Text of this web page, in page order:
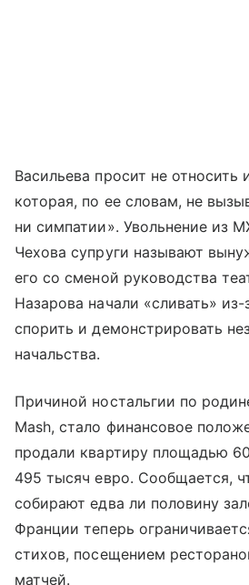
Васильева просит не относить
которая, по ее словам, не
ни симпатии». Увольнение из
Чехова супруги называют
его со сменой руководства
Назарова начали «сливать» из-
спорить и демонстрировать
начальства.
Причиной ностальгии по
Mash, стало финансовое
продали квартиру площадью
495 тысяч евро. Сообщается,
собирают едва ли половину
Франции теперь
стихов, посещением
матчей.